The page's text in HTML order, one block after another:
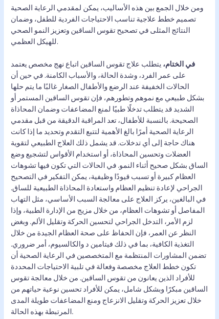
ومن خلال الجمع بين هذه الأساليب، يمكن لمقدمي الرعاية الصحية
تصميم خطط علاجية تناسب الاحتياجات الفردية للطفل، وضمان
النتائج المثلى في تصحيح تقوس الساقين وتعزيز النمو الصحي
للهيكل العظمي.
في الختام،يتطلب علاج تقوس الساقين اتباع نهج مخصص يعتمد
على عمر الفرد، وشدة الحالة، والأسباب الكامنة. في حين أن
الحالات الخفيفة عند الرضع والأطفال الصغار غالبًا ما يتم حلها
بشكل طبيعي مع نموهم وتطورهم، فإن تقوس الساقين المستمر أو
الشديد قد يتطلب تدخلًا طبيًا لمنع المضاعفات وضمان المحاذاة
الصحيحة. بالنسبة للأطفال، تعد المراقبة الدقيقة من قبل مقدمي
الرعاية الصحية أمرًا بالغ الأهمية لتتبع التقدم وتحديد ما إذا كانت
هناك حاجة إلى أي تدخلات. قد يشمل ذلك العلاج الطبيعي لتقوية
العضلات وتحسين المحاذاة، أو استخدام الأقواس لتشجيع وضع
الساق بشكل صحيح أثناء النمو. في الحالات التي تكون فيها تشوهات
العظام كبيرة أو تسبب قيودًا وظيفية، يمكن التفكير في التصحيح
الجراحي لإعادة تنظيم العظام واستعادة المحاذاة الطبيعية للساق.
في البالغين، يركز العلاج على معالجة السبب الأساسي، مثل التهاب
المفاصل أو تشوهات العظام، من خلال مزيج من الإدارة الطبية، وإذا
لزم الأمر، التدخل الجراحي لتحسين الحركة وتقليل الألم. وبغض
النظر عن العمر، فإن الحفاظ على صحة العظام الجيدة من خلال
التغذية الكافية، بما في ذلك فيتامين د والكالسيوم، أمر ضروري.
تضمن المشاورات المنتظمة مع المتخصصين في الرعاية الصحية أن
تكون خطط العلاج مخصصة وفعالة في تلبية الاحتياجات المحددة
للأفراد الذين يعانون من تقوس الساقين. من خلال معالجة تقوس
الساقين مبكرًا وبشكل شامل، يمكن للأفراد تحسين نوعية حياتهم من
خلال تعزيز الحركة وتقليل الانزعاج ومنع المضاعفات طويلة المدى
المرتبطة بهذه الحالة.